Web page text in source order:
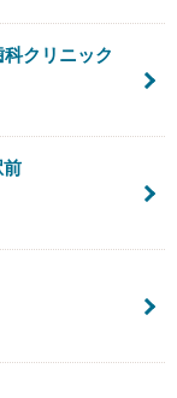
クリニック
前